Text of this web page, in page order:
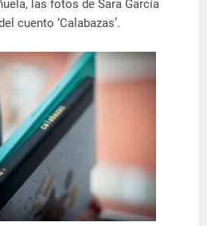
las fotos de Sara García
cuento ‘Calabazas’.